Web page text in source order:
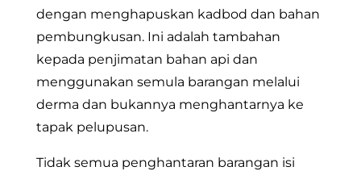
dengan menghapuskan kadbod dan bahan
pembungkusan. Ini adalah tambahan
kepada penjimatan bahan api dan
menggunakan semula barangan melalui
derma dan bukannya menghantarnya ke
tapak pelupusan.
Tidak semua penghantaran barangan isi